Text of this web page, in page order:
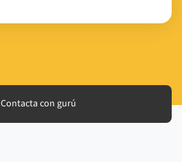
Contacta con gurú